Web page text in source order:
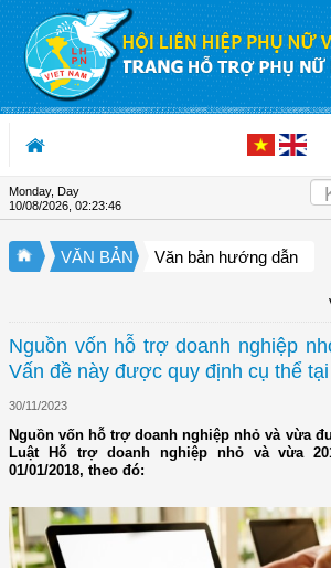
Skip to Content
Monday, Day
10/08/2026 02:23:46
VĂN BẢN Văn bản hướng dẫn
Nguồn vốn hỗ trợ doanh nghiệp
Vấn đề này được quy định cụ thể
30/11/2023
Nguồn vốn hỗ trợ doanh nghiệp nhỏ và vừa
Luật Hỗ trợ doanh nghiệp nhỏ và vừa
01/01/2018, theo đó: